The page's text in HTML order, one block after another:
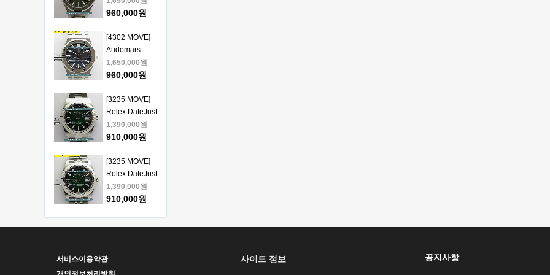
얄오크 크르노
모델 베스트에
디션
Oak 15510
1:1 Best
Edition - 오데
마피게 로얄오
크 베스트 에디
960,000원
[4302 MOVE]
Audemars
Piguet Royal
Oak 15510
1:1 Best
Edition - 오데
마피게 로얄오
크 베스트 에디
1,650,000원
960,000원
[3235 MOVE]
Rolex DateJust
41mm 126334
904L SS ERF
- 롤렉스 데이져
스트 오토매틱
베스트에디션
1,390,000원
910,000원
[3235 MOVE]
Rolex DateJust
41mm 126334
904L SS ERF
1,390,000원
910,000원
904L SS ERF
1:1Best Edition
910,000원
서비스이용약관
사이트 정보 공지사항